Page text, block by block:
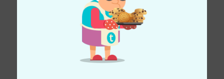
Schon gewusst?
Videos Testberichte